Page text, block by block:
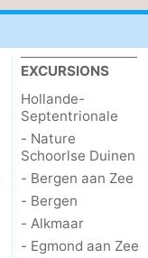
EXCURSIONS
Hollande-
Septentrionale
- Nature
Schoorlse Duinen
- Bergen aan Zee
- Bergen
- Alkmaar
- Egmond aan Zee